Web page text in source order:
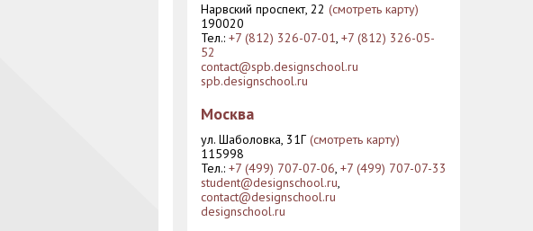
Нарвский проспект, 22 (смотреть карту)
190020
Тел.: +7 (812) 326-07-01, +7 (812) 326-05-
52
contact@spb.designschool.ru
spb.designschool.ru
Москва
ул. Шаболовка, 31Г (смотреть карту)
115998
Тел.: +7 (499) 707-07-06, +7 (499) 707-07-33
student@designschool.ru,
contact@designschool.ru
designschool.ru